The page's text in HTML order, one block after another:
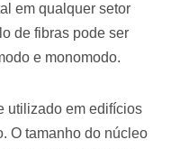
em qualquer setor
de fibras pode ser
e monomodo.
utilizado em edifícios
O tamanho do núcleo